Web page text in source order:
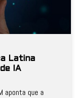
Latina
IA
aponta que a